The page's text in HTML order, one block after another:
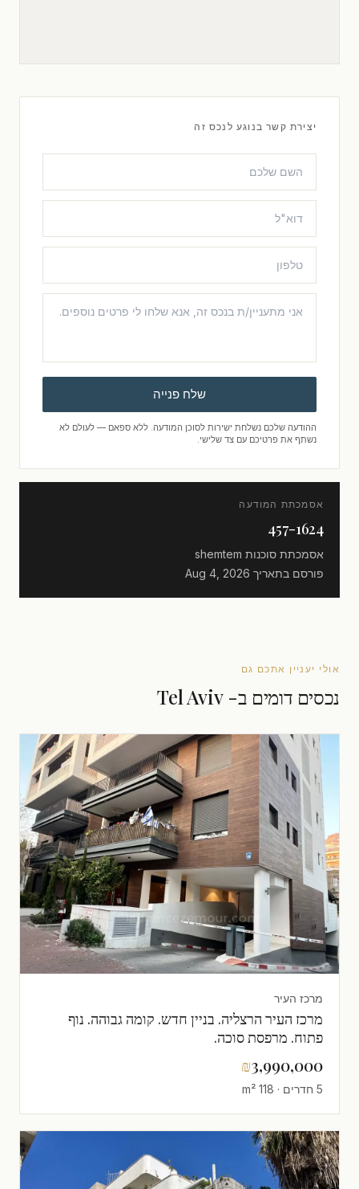
יצירת קשר בנוגע לנכס זה
שלח פנייה
ההודעה שלכם נשלחת ישירות לסוכן המודעה. ללא ספאם — לעולם לא
נשתף את פרטיכם עם צד שלישי.
אסמכתת המודעה
457-1624
אסמכתת סוכנות
פורסם בתאריך
אולי יעניין אתכם גם
נכסים דומים ב- Tel Aviv
מרכז העיר
מרכז העיר הרצליה. בניין חדש. קומה גבוהה. נוף
פתוח. מרפסת סוכה.
₪3,990,000
5 חדרים · 118 m²